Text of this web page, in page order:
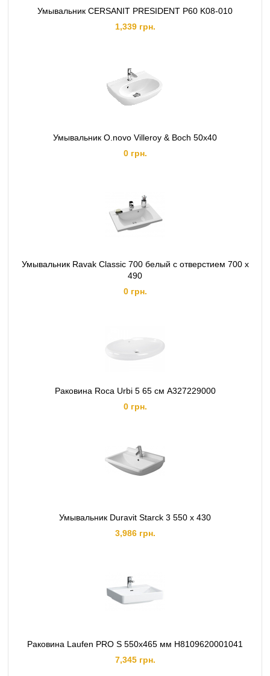
Умывальник CERSANIT PRESIDENT Р60 K08-010
1,339 грн.
Умывальник O.novo Villeroy & Boch 50х40
0 грн.
Умывальник Ravak Classic 700 белый с отверстием 700 x
490
0 грн.
Раковина Roca Urbi 5 65 см A327229000
0 грн.
Умывальник Duravit Starck 3 550 x 430
3,986 грн.
Раковина Laufen PRO S 550х465 мм H8109620001041
7,345 грн.